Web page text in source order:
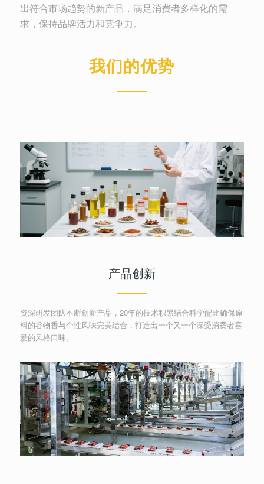
出符合市场趋势的新产品，满足消费者多样化的需
求，保持品牌活力和竞争力。
我们的优势
产品创新
资深研发团队不断创新产品，20年的技术积累结合科学配比确保原
料的谷物香与个性风味完美结合，打造出一个又一个深受消费者喜
爱的风格口味。